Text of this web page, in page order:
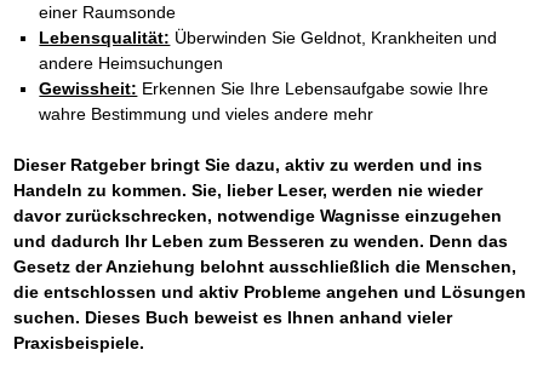
einer Raumsonde
Lebensqualität: Überwinden Sie Geldnot, Krankheiten und
andere Heimsuchungen
Gewissheit: Erkennen Sie Ihre Lebensaufgabe sowie Ihre
wahre Bestimmung und vieles andere mehr
Dieser Ratgeber bringt Sie dazu, aktiv zu werden und ins
Handeln zu kommen. Sie, lieber Leser, werden nie wieder
davor zurückschrecken, notwendige Wagnisse einzugehen
und dadurch Ihr Leben zum Besseren zu wenden. Denn das
Gesetz der Anziehung belohnt ausschließlich die Menschen,
die entschlossen und aktiv Probleme angehen und Lösungen
suchen. Dieses Buch beweist es Ihnen anhand vieler
Praxisbeispiele.